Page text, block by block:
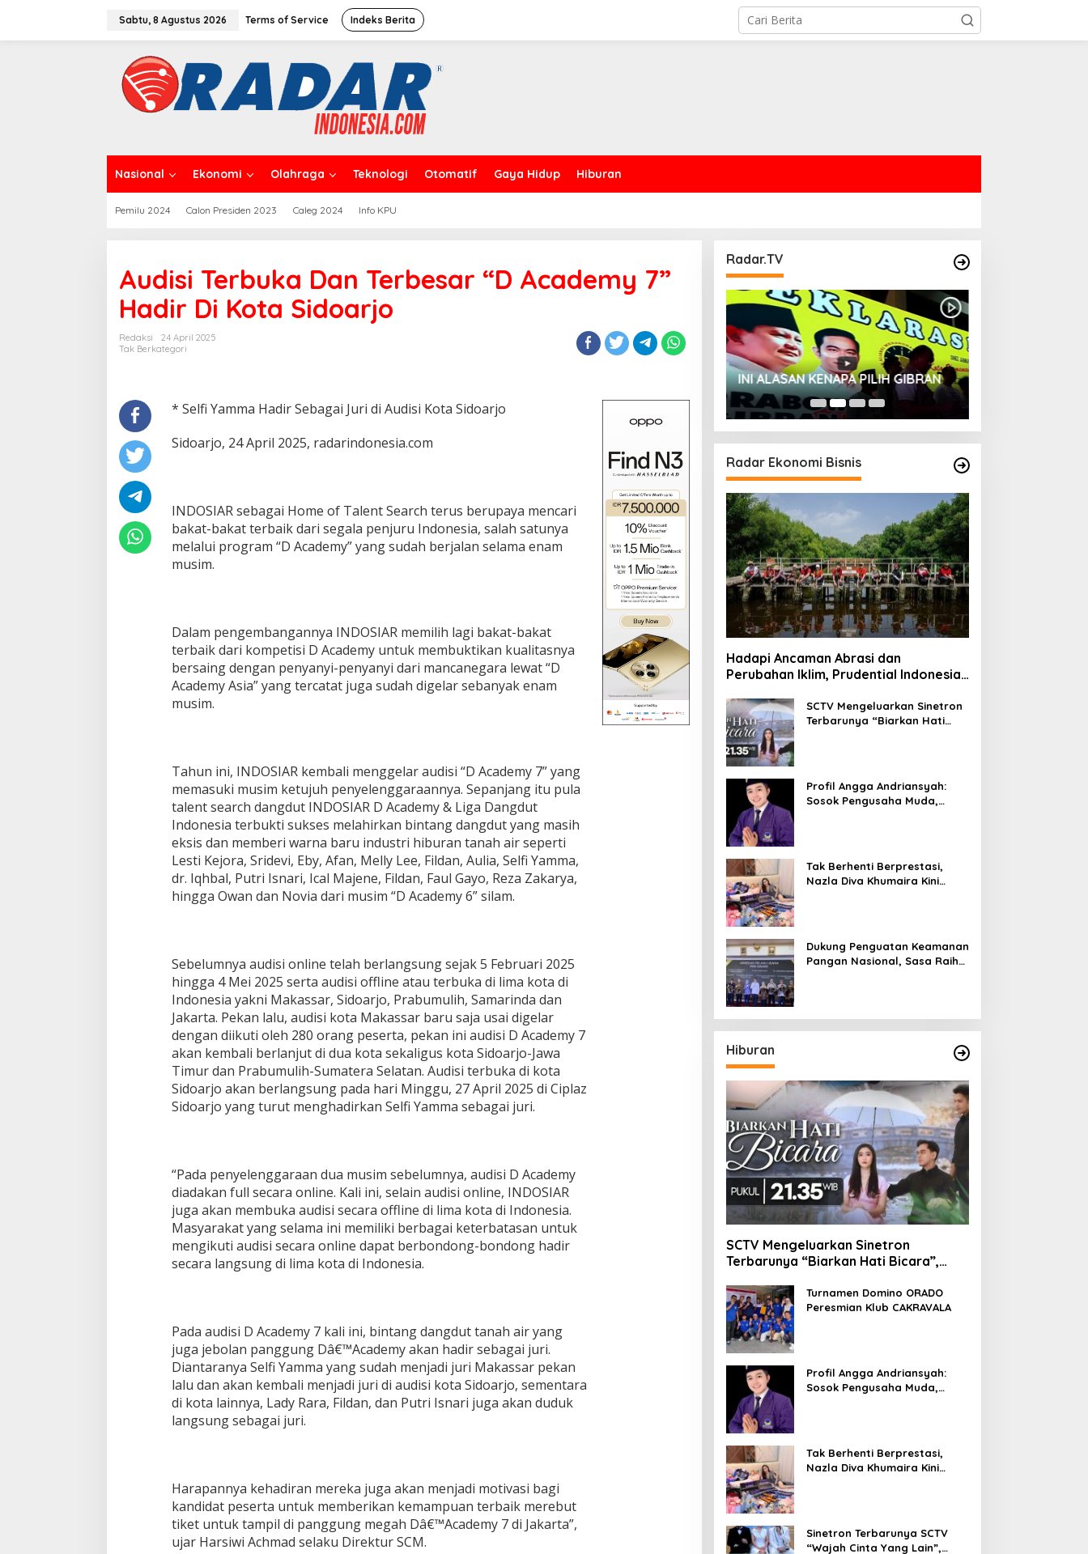
Sabtu, 8 Agustus 2026 Terms of Service Indeks Berita
Nasional Ekonomi Olahraga Teknologi Otomatif Gaya Hidup Hiburan
Pemilu 2024 Calon Presiden 2023 Caleg 2024 Info KPU
Audisi Terbuka Dan Terbesar “D Academy 7”
Hadir Di Kota Sidoarjo
Redaksi
24 April 2025
Tak Berkategori
* Selfi Yamma Hadir Sebagai Juri di Audisi Kota Sidoarjo
Sidoarjo, 24 April 2025, radarindonesia.com
INDOSIAR sebagai Home of Talent Search terus berupaya mencari
bakat-bakat terbaik dari segala penjuru Indonesia, salah satunya
melalui program “D Academy” yang sudah berjalan selama enam
musim.
Dalam pengembangannya INDOSIAR memilih lagi bakat-bakat
terbaik dari kompetisi D Academy untuk membuktikan kualitasnya
bersaing dengan penyanyi-penyanyi dari mancanegara lewat “D
Academy Asia” yang tercatat juga sudah digelar sebanyak enam
musim.
Tahun ini, INDOSIAR kembali menggelar audisi “D Academy 7” yang
memasuki musim ketujuh penyelenggaraannya. Sepanjang itu pula
talent search dangdut INDOSIAR D Academy & Liga Dangdut
Indonesia terbukti sukses melahirkan bintang dangdut yang masih
eksis dan memberi warna baru industri hiburan tanah air seperti
Lesti Kejora, Sridevi, Eby, Afan, Melly Lee, Fildan, Aulia, Selfi Yamma,
dr. Iqhbal, Putri Isnari, Ical Majene, Fildan, Faul Gayo, Reza Zakarya,
hingga Owan dan Novia dari musim “D Academy 6” silam.
Sebelumnya audisi online telah berlangsung sejak 5 Februari 2025
hingga 4 Mei 2025 serta audisi offline atau terbuka di lima kota di
Indonesia yakni Makassar, Sidoarjo, Prabumulih, Samarinda dan
Jakarta. Pekan lalu, audisi kota Makassar baru saja usai digelar
dengan diikuti oleh 280 orang peserta, pekan ini audisi D Academy 7
akan kembali berlanjut di dua kota sekaligus kota Sidoarjo-Jawa
Timur dan Prabumulih-Sumatera Selatan. Audisi terbuka di kota
Sidoarjo akan berlangsung pada hari Minggu, 27 April 2025 di Ciplaz
Sidoarjo yang turut menghadirkan Selfi Yamma sebagai juri.
“Pada penyelenggaraan dua musim sebelumnya, audisi D Academy
diadakan full secara online. Kali ini, selain audisi online, INDOSIAR
juga akan membuka audisi secara offline di lima kota di Indonesia.
Masyarakat yang selama ini memiliki berbagai keterbatasan untuk
mengikuti audisi secara online dapat berbondong-bondong hadir
secara langsung di lima kota di Indonesia.
Pada audisi D Academy 7 kali ini, bintang dangdut tanah air yang
juga jebolan panggung Dâ€™Academy akan hadir sebagai juri.
Diantaranya Selfi Yamma yang sudah menjadi juri Makassar pekan
lalu dan akan kembali menjadi juri di audisi kota Sidoarjo, sementara
di kota lainnya, Lady Rara, Fildan, dan Putri Isnari juga akan duduk
langsung sebagai juri.
Harapannya kehadiran mereka juga akan menjadi motivasi bagi
kandidat peserta untuk memberikan kemampuan terbaik merebut
tiket untuk tampil di panggung megah Dâ€™Academy 7 di Jakarta”,
ujar Harsiwi Achmad selaku Direktur SCM.
Radar.TV
INI ALASAN KENAPA PILIH GIBRAN
Radar Ekonomi Bisnis
Hadapi Ancaman Abrasi dan
Perubahan Iklim, Prudential Indonesia
Jakarta
SCTV Mengeluarkan Sinetron
Terbarunya “Biarkan Hati
Profil Angga Andriansyah:
Sosok Pengusaha Muda,
Tak Berhenti Berprestasi,
Nazla Diva Khumaira Kini
Dukung Penguatan Keamanan
Pangan Nasional, Sasa Raih
Hiburan
SCTV Mengeluarkan Sinetron
Terbarunya “Biarkan Hati Bicara”,
Azof, Rendi JohnTurnamen Domino ORADO
Peresmian Klub CAKRAVALA
Profil Angga Andriansyah:
Sosok Pengusaha Muda,
Tak Berhenti Berprestasi,
Nazla Diva Khumaira Kini
Sinetron Terbarunya SCTV
“Wajah Cinta Yang Lain”,